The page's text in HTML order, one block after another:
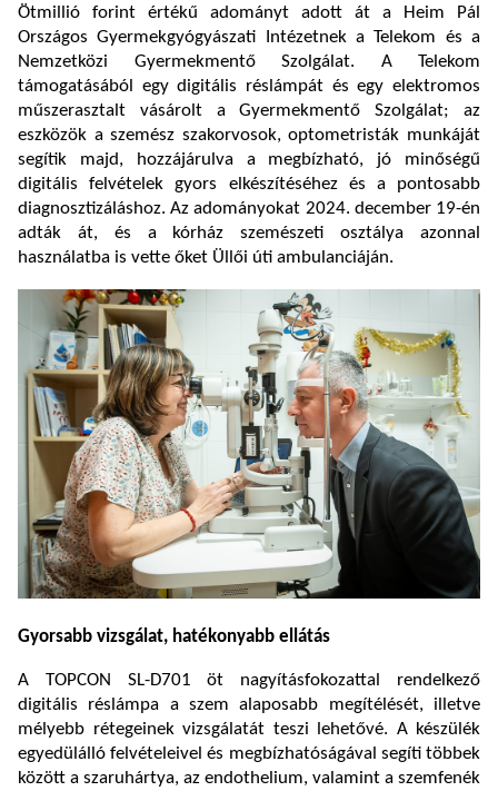
Ötmillió forint értékű adományt adott át a Heim Pál
Országos Gyermekgyógyászati Intézetnek a Telekom és a
Nemzetközi Gyermekmentő Szolgálat. A Telekom
támogatásából egy digitális réslámpát és egy elektromos
műszerasztalt vásárolt a Gyermekmentő Szolgálat; az
eszközök a szemész szakorvosok, optometristák munkáját
segítik majd, hozzájárulva a megbízható, jó minőségű
digitális felvételek gyors elkészítéséhez és a pontosabb
diagnosztizáláshoz. Az adományokat 2024. december 19-én
adták át, és a kórház szemészeti osztálya azonnal
használatba is vette őket Üllői úti ambulanciáján.
Gyorsabb vizsgálat, hatékonyabb ellátás
A TOPCON SL-D701 öt nagyításfokozattal rendelkező
digitális réslámpa a szem alaposabb megítélését, illetve
mélyebb rétegeinek vizsgálatát teszi lehetővé. A készülék
egyedülálló felvételeivel és megbízhatóságával segíti többek
között a szaruhártya, az endothelium, valamint a szemfenék